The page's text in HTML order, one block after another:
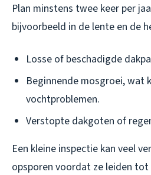
Plan minstens twee keer per
bijvoorbeeld in de lente en de
Losse of beschadigde
Beginnende mosgroei, wat
vochtproblemen.
Verstopte dakgoten of
Een kleine inspectie kan veel
opsporen voordat ze leiden